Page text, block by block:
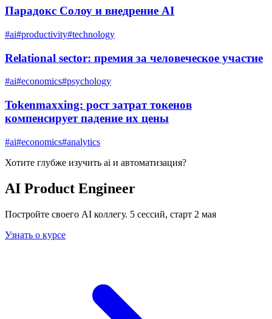
Парадокс Солоу и внедрение AI
#ai#productivity#technology
Relational sector: премия за человеческое участие
#ai#economics#psychology
Tokenmaxxing: рост затрат токенов
компенсирует падение их цены
#ai#economics#analytics
Хотите глубже изучить ai и автоматизация?
AI Product Engineer
Постройте своего AI коллегу. 5 сессий, старт 2 мая
Узнать о курсе